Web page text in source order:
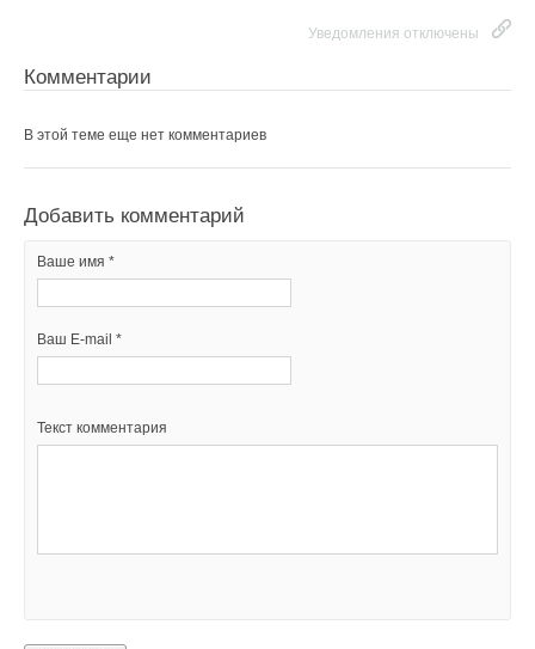
Уведомления отключены
Комментарии
В этой теме еще нет комментариев
Добавить комментарий
Ваше имя *
Ваш E-mail *
Текст комментария